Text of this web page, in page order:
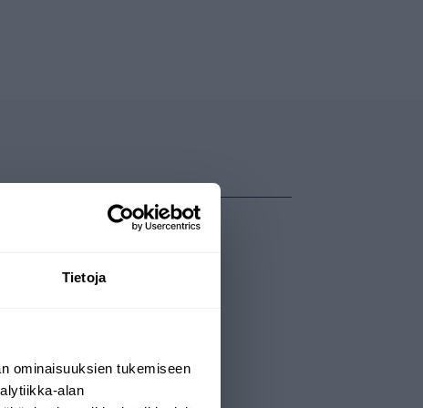
Tietoja
ominaisuuksien tukemiseen
alan